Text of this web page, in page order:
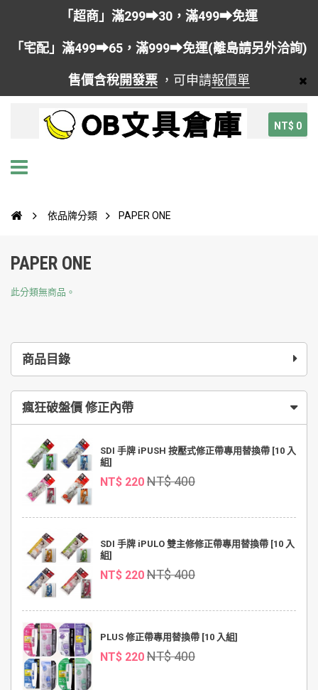
「超商」滿299➡30，滿499➡免運
「宅配」滿499➡65，滿999➡免運(離島請另外洽詢)
售價含稅開發票 ，可申請報價單
NT$ 0
依品牌分類 PAPER ONE
商品目錄
瘋狂破盤價 修正內帶
SDI 手牌 iPUSH 按壓式修正帶專用替換帶 [10 入
組]
NT$ 220 NT$ 400
SDI 手牌 iPULO 雙主修修正帶專用替換帶 [10 入
組]
NT$ 220 NT$ 400
PLUS 修正帶專用替換帶 [10 入組]
NT$ 220 NT$ 400
PAPER ONE
此分類無商品。